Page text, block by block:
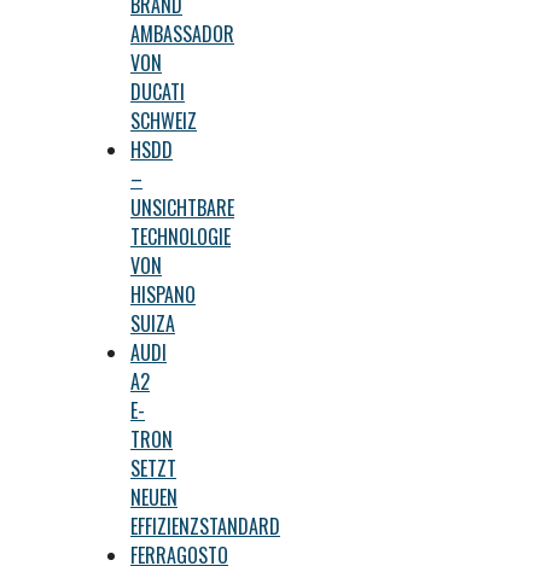
AMBASSADOR
VON
DUCATI
SCHWEIZ
HSDD
–
UNSICHTBARE
TECHNOLOGIE
VON
HISPANO
SUIZA
AUDI
A2
E-
TRON
SETZT
NEUEN
EFFIZIENZSTANDARD
FERRAGOSTO